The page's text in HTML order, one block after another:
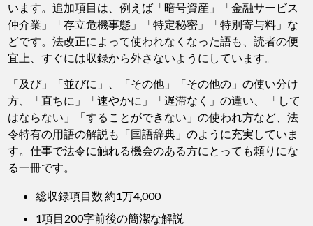
います。追加項目は、例えば「暗号資産」「金融サービス
仲介業」「存立危機事態」「特定秘密」「特別寄与料」な
どです。法改正によって使われなくなった語も、読者の便
宜上、すぐには収録から外さないようにしています。
「及び」「並びに」、「その他」「その他の」の使い分け
方、「直ちに」「速やかに」「遅滞なく」の違い、 「して
はならない」「することができない」の使われ方など、法
令特有の用語の解説も「国語辞典」のように充実していま
す。仕事で法令に触れる機会のある方にとっても頼りにな
る一冊です。
総収録項目数 約1万4,000
1項目200字前後の簡潔な解説